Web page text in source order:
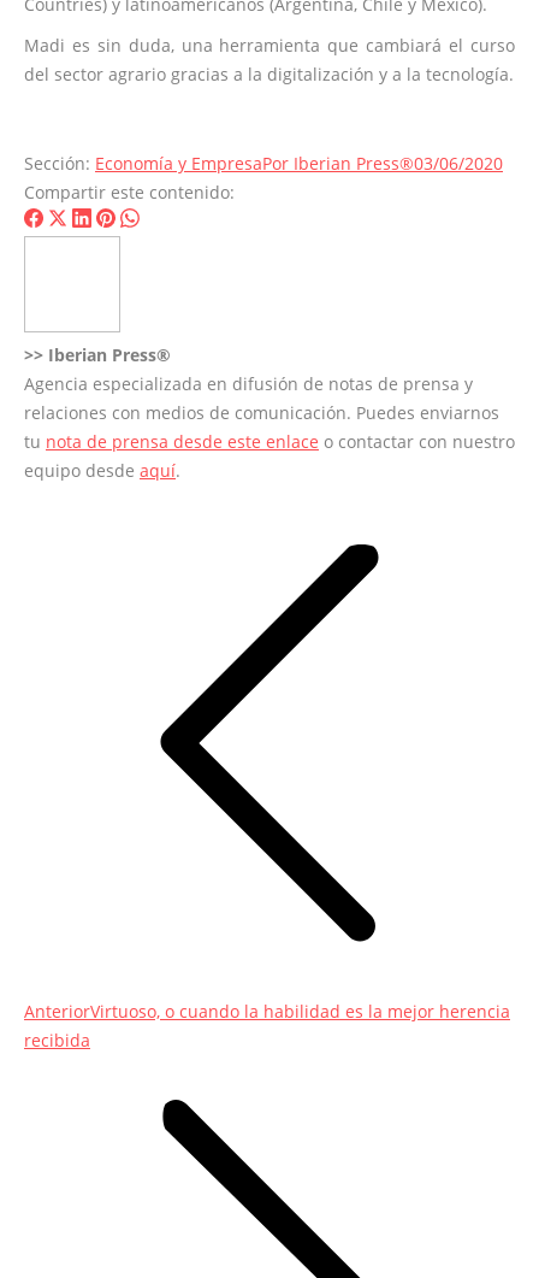
Madi es sin duda, una herramienta que cambiará el curso
del sector agrario gracias a la digitalización y a la tecnología.
Sección: Economía y EmpresaPor Iberian Press®03/06/2020
Compartir este contenido:
ShareShareShare
ShareShare
>> Iberian Press®
Agencia especializada en difusión de notas de prensa y
relaciones con medios de comunicación. Puedes enviarnos
tu nota de prensa desde este enlace o contactar con nuestro
equipo desde aquí.
AnteriorEntrada
Virtuoso, o cuando la habilidad es la mejor herencia
recibida